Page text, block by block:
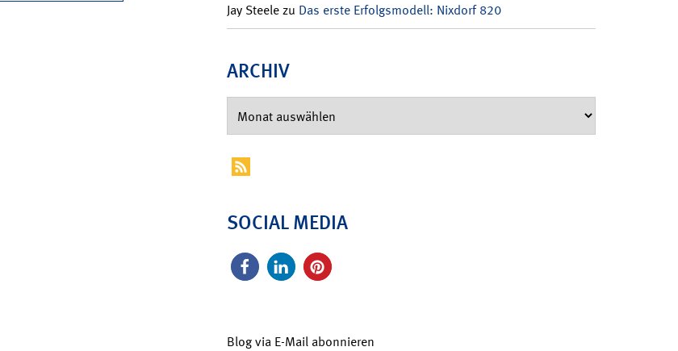
Jay Steelezu Das erste Erfolgsmodell: Nixdorf 820
ARCHIV
SOCIAL MEDIA
Blog via E-Mail abonnieren